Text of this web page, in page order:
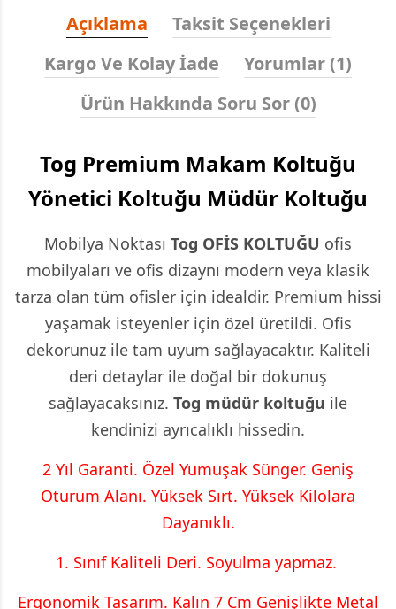
Açıklama
Taksit Seçenekleri
Kargo Ve Kolay İade
Yorumlar (1)
Ürün Hakkında Soru Sor (0)
Tog Premium Makam Koltuğu
Yönetici Koltuğu Müdür Koltuğu
Mobilya Noktası Tog OFİS KOLTUĞU ofis
mobilyaları ve ofis dizaynı modern veya klasik
tarza olan tüm ofisler için idealdir. Premium hissi
yaşamak isteyenler için özel üretildi. Ofis
dekorunuz ile tam uyum sağlayacaktır. Kaliteli
deri detaylar ile doğal bir dokunuş
sağlayacaksınız. Tog müdür koltuğu ile
kendinizi ayrıcalıklı hissedin.
2 Yıl Garanti. Özel Yumuşak Sünger. Geniş
Oturum Alanı. Yüksek Sırt. Yüksek Kilolara
Dayanıklı.
1. Sınıf Kaliteli Deri. Soyulma yapmaz.
Ergonomik Tasarım. Kalın 7 Cm Genişlikte Metal